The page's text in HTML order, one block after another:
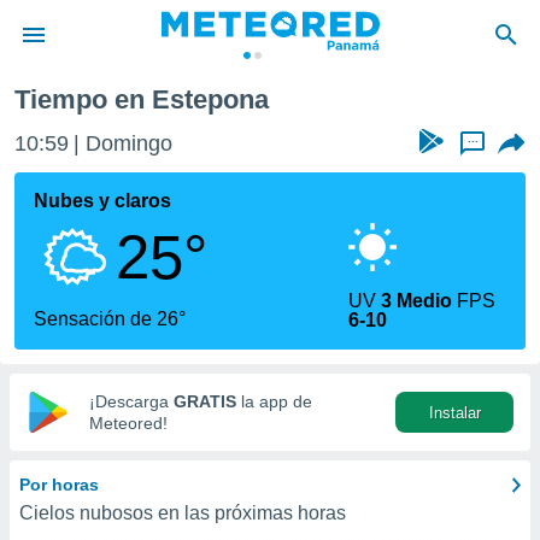
de
ha
calidad.
a este
las
y
digital
basada
Tiempo en Estepona
10:59 Domingo ...
Nubes y claros
25°
Sensación de 26°
UV3 Medio FPS
6-10
¡Descarga GRATIS la app de
Meteored!
Instalar
Por horas
Cielos nubosos en las próximas horas